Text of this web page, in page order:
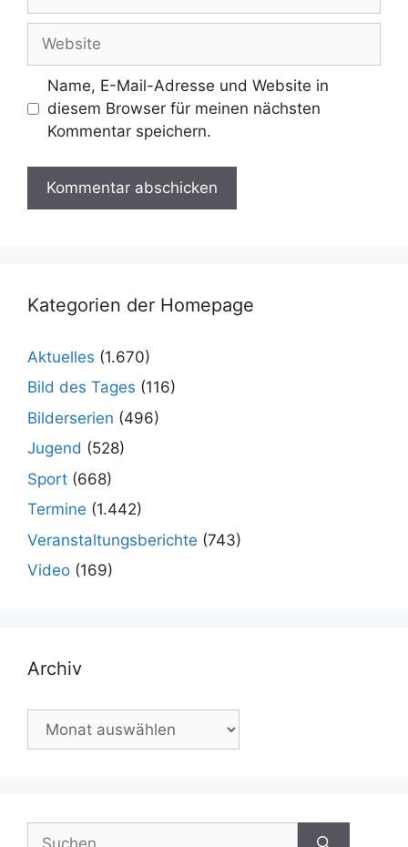
Adresse
Website
Name, E-Mail-Adresse und Website in
diesem Browser für meinen nächsten
Kommentar speichern.
Kategorien der Homepage
Aktuelles (1.670)
Bild des Tages (116)
Bilderserien (496)
Jugend (528)
Sport (668)
Termine (1.442)
Veranstaltungsberichte (743)
Video (169)
Archiv
Archiv
Suchen